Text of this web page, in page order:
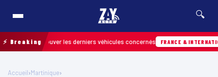
🔍
⚡ Breaking
retrouver les derniers véhicules concernés FRANCE & INTERNATIONALE
Accueil›Martinique›